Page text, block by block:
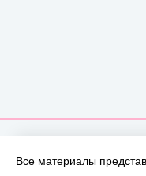
Все материалы